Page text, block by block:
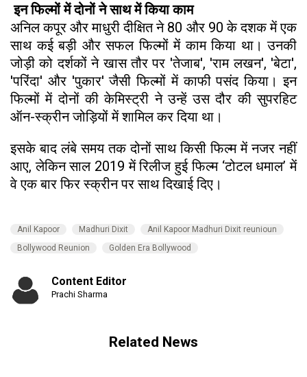
इन फिल्मों में दोनों ने साथ में किया काम
अनिल कपूर और माधुरी दीक्षित ने 80 और 90 के दशक में एक
साथ कई बड़ी और सफल फिल्मों में काम किया था। उनकी
जोड़ी को दर्शकों ने खास तौर पर 'तेजाब', 'राम लखन', 'बेटा',
'परिंदा' और 'पुकार' जैसी फिल्मों में काफी पसंद किया। इन
फिल्मों में दोनों की केमिस्ट्री ने उन्हें उस दौर की सुपरहिट
ऑन-स्क्रीन जोड़ियों में शामिल कर दिया था।
इसके बाद लंबे समय तक दोनों साथ किसी फिल्म में नजर नहीं
आए, लेकिन साल 2019 में रिलीज हुई फिल्म ‘टोटल धमाल’ में
वे एक बार फिर स्क्रीन पर साथ दिखाई दिए।
Anil Kapoor Madhuri Dixit
Anil Kapoor Madhuri Dixit reunioun
Bollywood Reunion
Golden Era Bollywood
Content Editor
Prachi Sharma
Related News